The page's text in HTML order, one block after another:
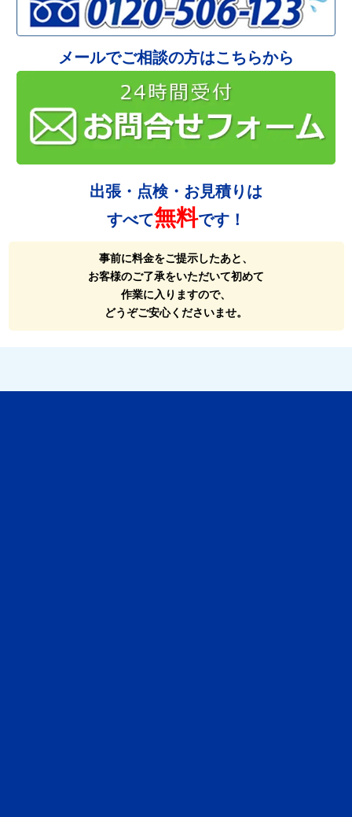
メールでご相談の方はこちらから
出張・点検・お見積りは
すべて無料です！
事前に料金をご提示したあと、
お客様のご了承をいただいて初めて
作業に入りますので、
どうぞご安心くださいませ。